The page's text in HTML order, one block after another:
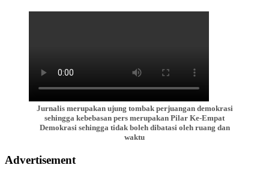
Jurnalis merupakan ujung tombak perjuangan demokrasi
sehingga kebebasan pers merupakan Pilar Ke-Empat
Demokrasi sehingga tidak boleh dibatasi oleh ruang dan
waktu
Advertisement